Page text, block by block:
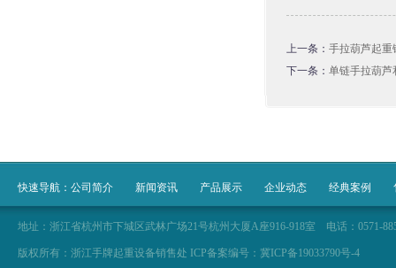
上一条： 手拉葫芦起重
下一条： 单链手拉葫芦
快速导航： 公司简介 新闻资讯 产品展示 企业动态 经典案例
地址：浙江省杭州市下城区武林广场21号杭州大厦A座916-918室 电话：0571-
版权所有：浙江手牌起重设备销售处 ICP备案编号：冀ICP备19033790号-4